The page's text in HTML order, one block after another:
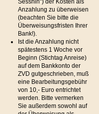
Sesshin") der Kosten als
Anzahlung zu überweisen
(beachten Sie bitte die
Überweisungsfristen Ihrer
Bank!).
Ist die Anzahlung nicht
spätestens 1 Woche vor
Beginn (Stichtag Anreise)
auf dem Bankkonto der
ZVD gutgeschrieben, muß
eine Bearbeitungsgebühr
von 10,- Euro entrichtet
werden. Bitte vermerken
Sie außerdem sowohl auf